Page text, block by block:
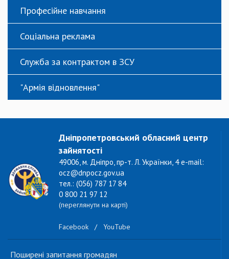
Професійне навчання
Соціальна реклама
Служба за контрактом в ЗСУ
"Армія відновлення"
Дніпропетровський обласний центр
зайнятості
49006, м. Дніпро, пр-т. Л. Українки, 4 e-mail:
ocz@dnpocz.gov.ua
тел.: (056) 787 17 84
0 800 21 97 12
(переглянути на карті)
Facebook / YouTube
Поширені запитання громадян